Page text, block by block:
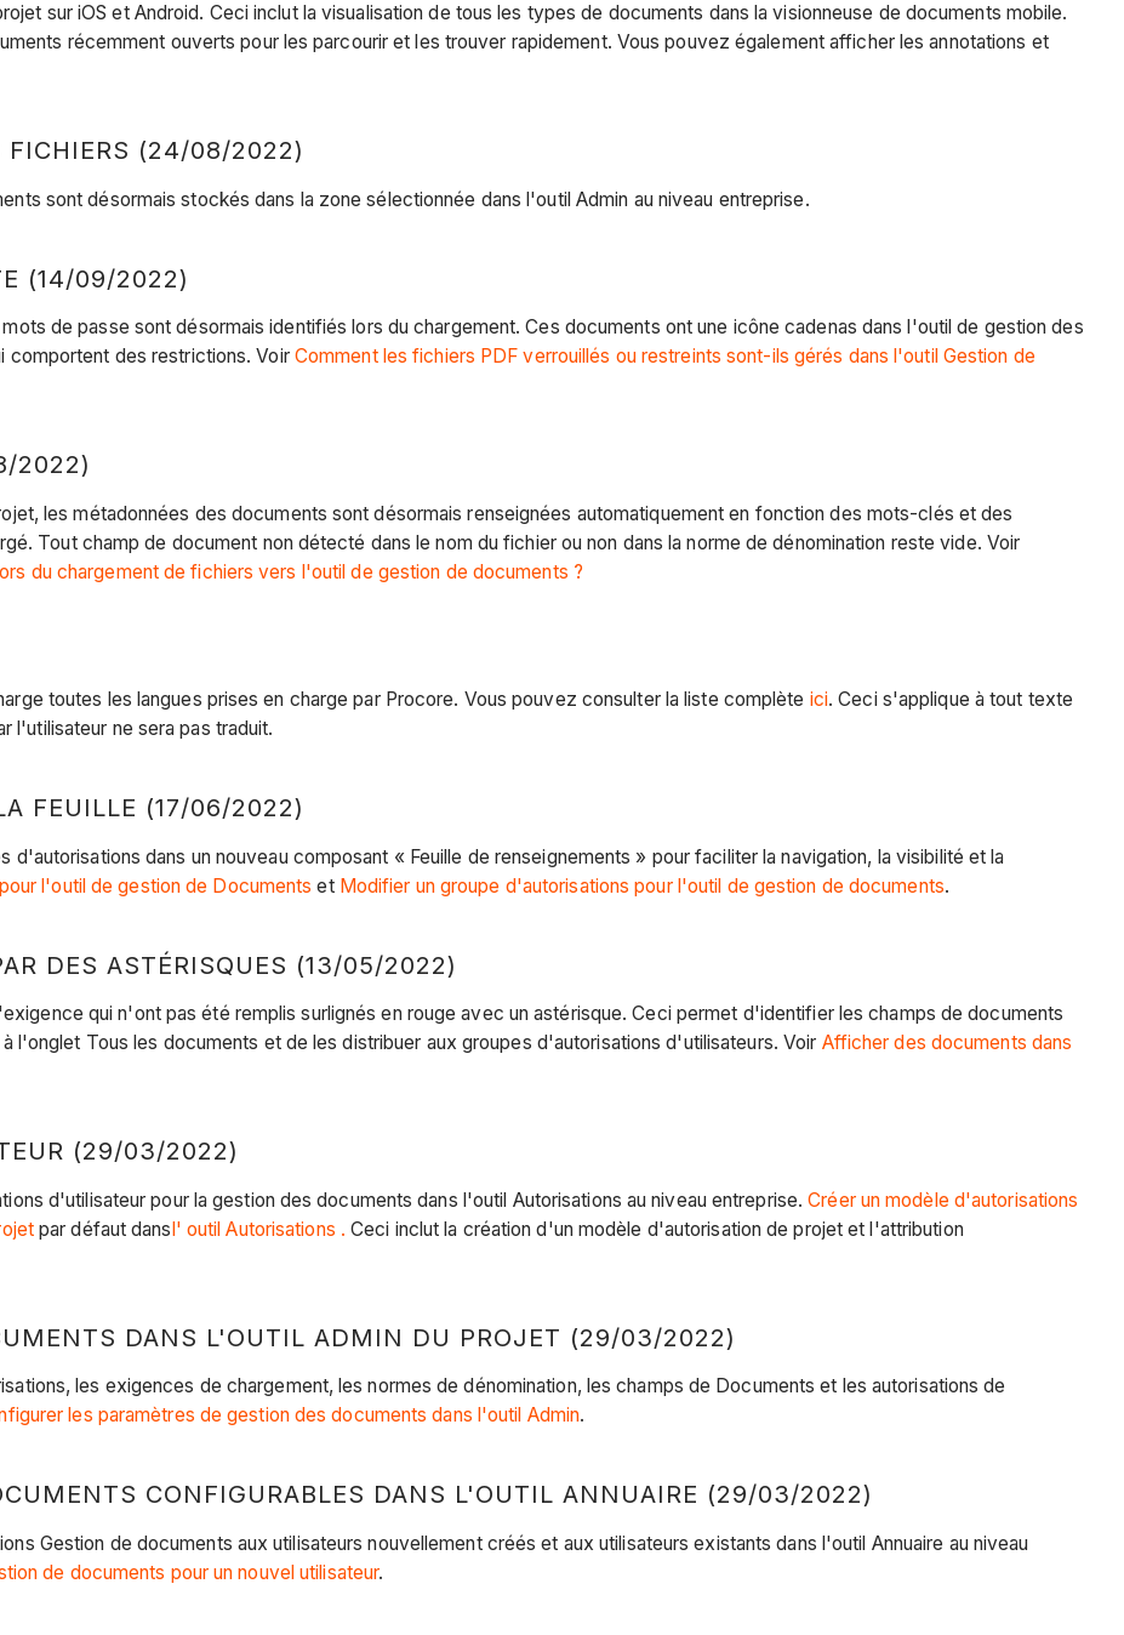
sur iOS et Android. Ceci inclut la visualisation de tous les types de documents dans la visionneuse de documents mobile.
récemment ouverts pour les parcourir et les trouver rapidement. Vous pouvez également afficher les annotations et
FICHIERS (24/08/2022)
sont désormais stockés dans la zone sélectionnée dans l'outil Admin au niveau entreprise.
(14/09/2022)
de passe sont désormais identifiés lors du chargement. Ces documents ont une icône cadenas dans l'outil de gestion des
comportent des restrictions. Voir Comment les fichiers PDF verrouillés ou restreints sont-ils gérés dans l'outil Gestion de
2022)
les métadonnées des documents sont désormais renseignées automatiquement en fonction des mots-clés et des
Tout champ de document non détecté dans le nom du fichier ou non dans la norme de dénomination reste vide. Voir
du chargement de fichiers vers l'outil de gestion de documents ?
toutes les langues prises en charge par Procore. Vous pouvez consulter la liste complète ici. Ceci s'applique à tout texte
l'utilisateur ne sera pas traduit.
FEUILLE (17/06/2022)
dans un nouveau composant « Feuille de renseignements » pour faciliter la navigation, la visibilité et la
l'outil de gestion de Documentset Modifier un groupe d'autorisations pour l'outil de gestion de documents.
DES ASTÉRISQUES (13/05/2022)
qui n'ont pas été remplis surlignés en rouge avec un astérisque. Ceci permet d'identifier les champs de documents
l'onglet Tous les documents et de les distribuer aux groupes d'autorisations d'utilisateurs. Voir Afficher des documents dans
(29/03/2022)
d'utilisateur pour la gestion des documents dans l'outil Autorisations au niveau entreprise.Créer un modèle d'autorisations
par défaut dansl' outil Autorisations . Ceci inclut la création d'un modèle d'autorisation de projet et l'attribution
DANS L'OUTIL ADMIN DU PROJET (29/03/2022)
les exigences de chargement, les normes de dénomination, les champs de Documents et les autorisations de
les paramètres de gestion des documents dans l'outil Admin.
CONFIGURABLES DANS L'OUTIL ANNUAIRE (29/03/2022)
Gestion de documents aux utilisateurs nouvellement créés et aux utilisateurs existants dans l'outil Annuaire au niveau
de documents pour un nouvel utilisateur.